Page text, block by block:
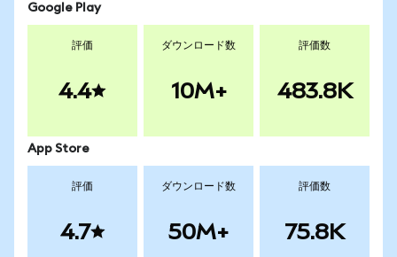
Google Play
評価
4.4
ダウンロード数
10M+
評価数
483.8K
App Store
評価
4.7
ダウンロード数
50M+
評価数
75.8K